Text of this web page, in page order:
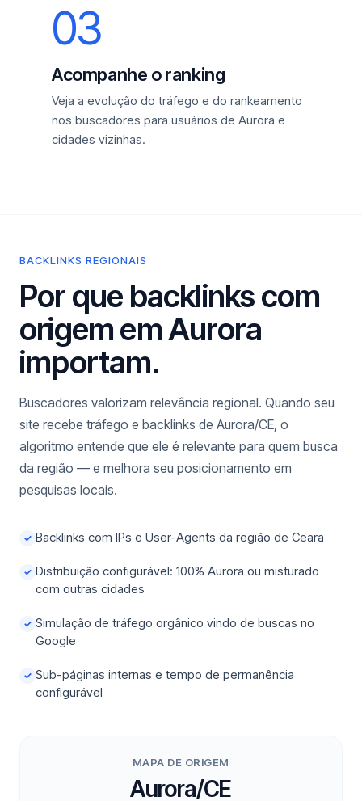
03
Acompanhe o ranking
Veja a evolução do tráfego e do rankeamento
nos buscadores para usuários de Aurora e
cidades vizinhas.
BACKLINKS REGIONAIS
Por que backlinks com
origem em Aurora
importam.
Buscadores valorizam relevância regional. Quando seu
site recebe tráfego e backlinks de Aurora/CE, o
algoritmo entende que ele é relevante para quem busca
da região — e melhora seu posicionamento em
pesquisas locais.
✓ Backlinks com IPs e User-Agents da região de Ceara
✓ Distribuição configurável: 100% Aurora ou misturado
com outras cidades
✓ Simulação de tráfego orgânico vindo de buscas no
Google
✓ Sub-páginas internas e tempo de permanência
configurável
MAPA DE ORIGEM
Aurora/CE